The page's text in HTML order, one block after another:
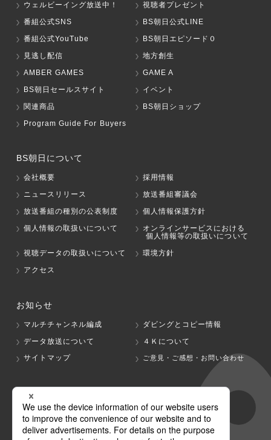
ウェルビーイング放送中！
視聴者プレゼント
番組公式SNS
BS朝日公式LINE
番組公式YouTube
BS朝日エピソード０
見逃し配信
地方創生
AMBER GAMES
GAME A
BS朝日セールスサイト
イベント
関連商品
BS朝日ショップ
Program Guide For Buyers
BS朝日について
会社概要
採用情報
ニュースリリース
放送番組審議会
放送番組の種別の公表制度
個人情報保護方針
個人情報の取扱いについて
オンラインサービスにおける
個人情報等の取扱いについて
視聴データの取扱いについて
環境方針
アクセス
お知らせ
マルチチャンネル編成
ダビングとコピー情報
データ放送について
４Ｋについて
サイトマップ
ご意見・ご感想・お問い合わせ
グループ会社
テレビ朝日 テレ朝チャンネル